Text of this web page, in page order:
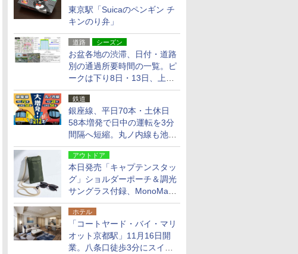
東京駅「Suicaのペンギン チ
キンのり弁」
道路 シーズン
お盆各地の渋滞、日付・道路
別の通過所要時間の一覧。ピ
ークは下り8日・13日、上り
14日・15日
鉄道
銀座線、平日70本・土休日
58本増発で日中の運転を3分
間隔へ短縮。丸ノ内線も池袋
～中野坂上を4分間隔に
アウトドア
本日発売「キャプテンスタッ
グ」ショルダーポーチ＆調光
サングラス付録、MonoMax
9月号増刊
ホテル
「コートヤード・バイ・マリ
オット京都駅」11月16日開
業。八条口徒歩3分にスイー